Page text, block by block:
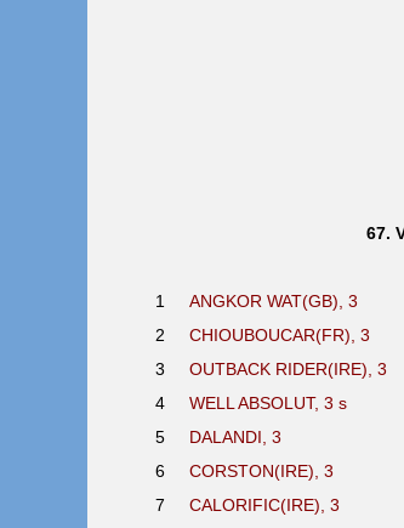
67.
1
ANGKOR WAT(GB), 3
2
CHIOUBOUCAR(FR), 3
3
OUTBACK RIDER(IRE), 3
4
WELL ABSOLUT, 3 s
5
DALANDI, 3
6
CORSTON(IRE), 3
7
CALORIFIC(IRE), 3